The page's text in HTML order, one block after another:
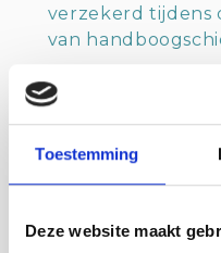
Toestemming
Deze website maakt
verzekerd tijdens
van
De schietingen
aan de
kinderen vanaf 10
en pijlen wordt